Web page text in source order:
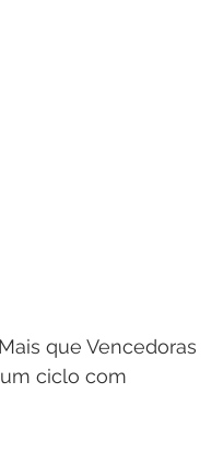
que Vencedoras
ciclo com